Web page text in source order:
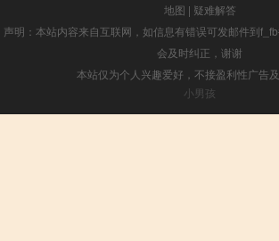
地图 | 疑难解答
声明：本站内容来自互联网，如信息有错误可发邮件到
会及时纠正，谢谢
本站仅为个人兴趣爱好，不接盈利性广告
小男孩